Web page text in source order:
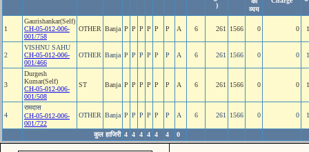
)
व्यय
1
Gaurishankar(Self)
CH-05-012-006-
001/758
OTHER Banja P P P P P P A 6 261 1566 0 0
2
VISHNU SAHU
CH-05-012-006-
001/466
OTHER Banja P P P P P P A 6 261 1566 0 0
3
Durgesh
Kumar(Self)
CH-05-012-006-
001/508
ST Banja P P P P P P A 6 261 1566 0 0
4
रामदास
CH-05-012-006-
001/722
OTHER Banja P P P P P P A 6 261 1566 0 0
कुल हाजिरी 4 4 4 4 4 4 0